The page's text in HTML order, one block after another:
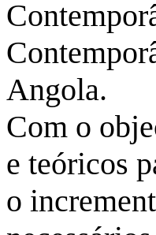
Angola.
Com o
e teóricos
o